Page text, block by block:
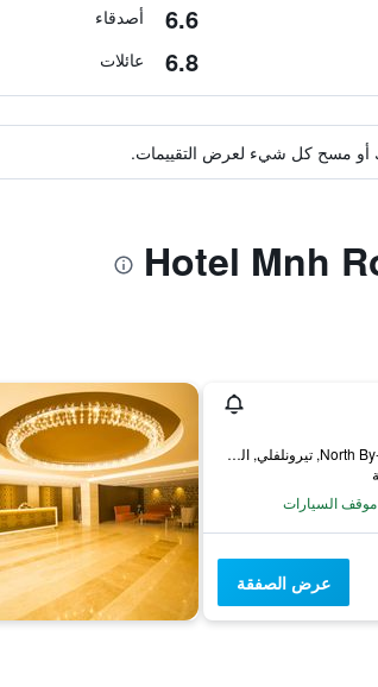
6.6 أصدقاء
6.8 عائلات
أو مسح كل شيء لعرض التقييمات.
North By-Pass Road, Vannarpettai, تيرونلفلي, الهند
موقف السيارات
عرض الصفقة